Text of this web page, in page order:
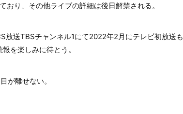
り、その他ライブの詳細は後日解禁される。
放送TBSチャンネル1にて2022年2月にテレビ初放送も
を楽しみに待とう。
が離せない。